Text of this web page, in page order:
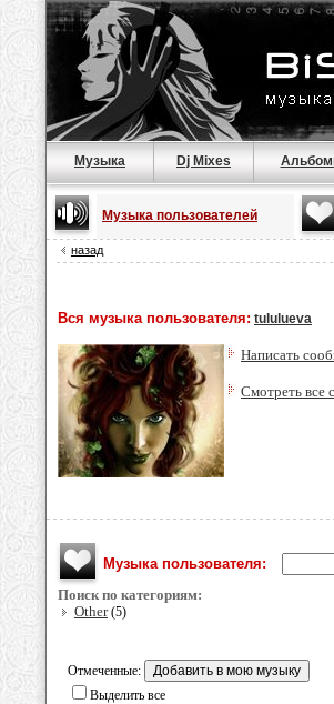
Музыка Dj Mixes
Музыка пользователей
назад
Вся музыка пользователя: tululueva
Написать
Смотреть все
Музыка пользователя:
Поиск по категориям:
Other(5)
Отмеченные:
Выделить все